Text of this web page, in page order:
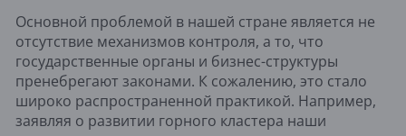
Основной проблемой в нашей стране является не
отсутствие механизмов контроля, а то, что
государственные органы и бизнес-структуры
пренебрегают законами. К сожалению, это стало
широко распространенной практикой. Например,
заявляя о развитии горного кластера наши